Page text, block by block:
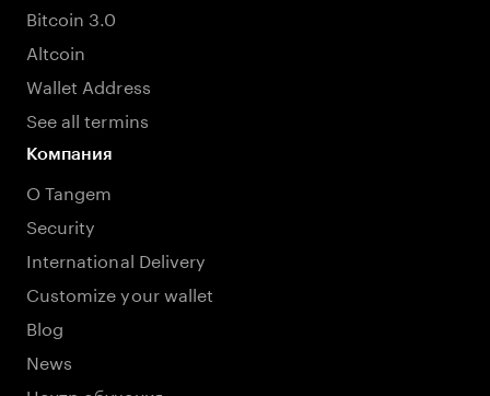
Bitcoin 3.0
Altcoin
Wallet Address
See all termins
Компания
О Tangem
Security
International Delivery
Customize your wallet
Blog
News